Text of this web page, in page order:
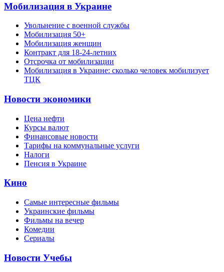
Мобилизация в Украине
Увольнение с военной службы
Мобилизация 50+
Мобилизация женщин
Контракт для 18-24-летних
Отсрочка от мобилизации
Мобилизация в Украине: сколько человек мобилизует
ТЦК
Новости экономики
Цена нефти
Курсы валют
Финансовые новости
Тарифы на коммунальные услуги
Налоги
Пенсия в Украине
Кино
Самые интересные фильмы
Украинские фильмы
Фильмы на вечер
Комедии
Сериалы
Новости Учебы